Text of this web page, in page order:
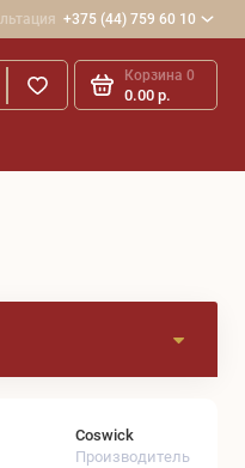
+375 (44) 759 60 10
Корзина 0
0.00 р.
Coswick
Производитель